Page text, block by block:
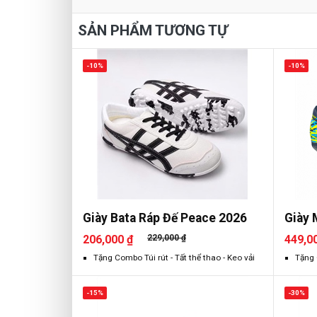
SẢN PHẨM TƯƠNG TỰ
Giày Bata Ráp Đế Peace 2026
206,000 ₫ 229,000 ₫
-10%
Tặng Combo Túi rút - Tất thể thao - Keo vải
Giày
-10%
Tặng
-15% -30%